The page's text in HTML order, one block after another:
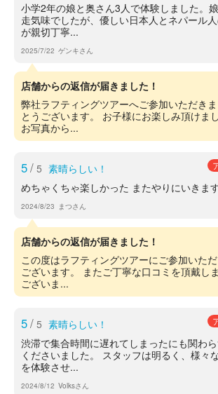
小学2年の娘と奥さん3人で体験しました。
走気味でしたが、優しい日本人とネパール
が親切丁寧...
2025/7/22 ゲンキさん
店舗からの返信が届きました！
弊社ラフティングツアーへご参加いただき
とうございます。 お子様にお楽しみ頂けま
お写真から...
5/ 5 素晴らしい！
めちゃくちゃ楽しかった またやりにいきま
2024/8/23 まつさん
店舗からの返信が届きました！
この度はラフティングツアーにご参加いた
ございます。 またご丁寧な口コミを頂戴し
ございま...
5/ 5 素晴らしい！
渋滞で集合時間に遅れてしまったにも関わ
くださいました。 スタッフは明るく、様々
を体験させ...
2024/8/12 Volksさん